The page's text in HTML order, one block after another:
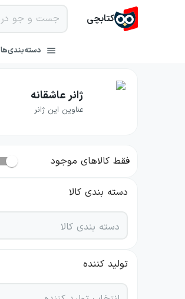
کتابچی
دسته‌بندی‌ها
ژانر عاشقانه
عناوین این ژانر
فقط کالاهای موجود
دسته بندی کالا
دسته بندی کالا
تولید کننده